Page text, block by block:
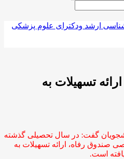
ارائه تسهیلات به
گفت: در سال تحصیلی گذشته
صندوق رفاه، ارائه تسهیلات به